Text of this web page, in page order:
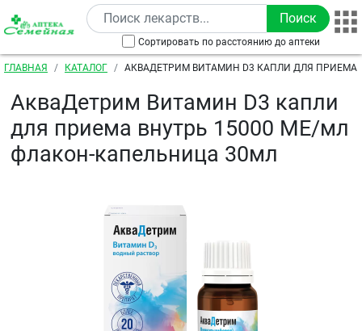
Перейти к основному содержанию
Сортировать по расстоянию до аптеки
Строка навигации
ГЛАВНАЯ КАТАЛОГ
АКВАДЕТРИМ ВИТАМИН D3 КАПЛИ ДЛЯ ПРИЕМА
АкваДетрим Витамин D3 капли
для приема внутрь 15000 МЕ/мл
флакон-капельница 30мл